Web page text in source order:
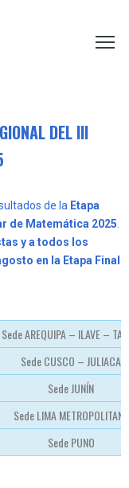
DEL III
de la Etapa
de Matemática 2025.
y a todos los
en la Etapa Final
Sede AREQUIPA – ILAVE –
Sede CUSCO – JULIACA
Sede JUNÍN
Sede LIMA METROPOLITANA
Sede PUNO